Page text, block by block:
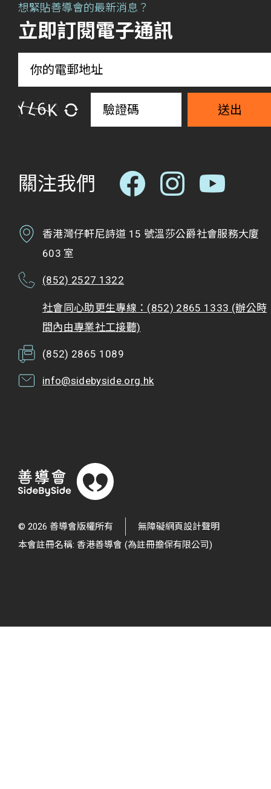
想緊貼善導會的最新消息？
立即訂閱電子通訊
送出
關注我們
香港灣仔軒尼詩道 15 號溫莎公爵社會服務大廈
603 室
(852) 2527 1322
社會同心助更生專線：(852) 2865 1333 (辦公時
間內由專業社工接聽)
(852) 2865 1089
info@sidebyside.org.hk
© 2026 善導會版權所有
無障礙網頁設計聲明
本會註冊名稱: 香港善導會 (為註冊擔保有限公司)